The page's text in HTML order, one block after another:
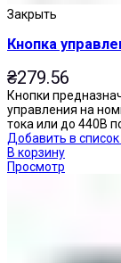
Закрыть
Кнопка
₴279.56
Кнопки
управления на
тока или до 440В
Добавить в
В корзину
Просмотр